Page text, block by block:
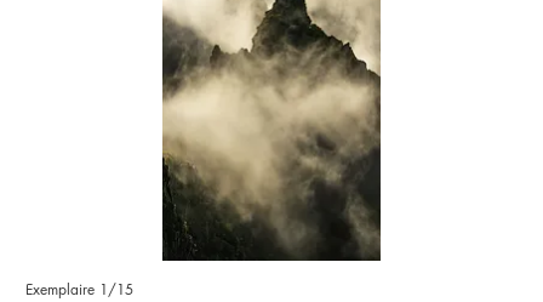
Exemplaire 1/15